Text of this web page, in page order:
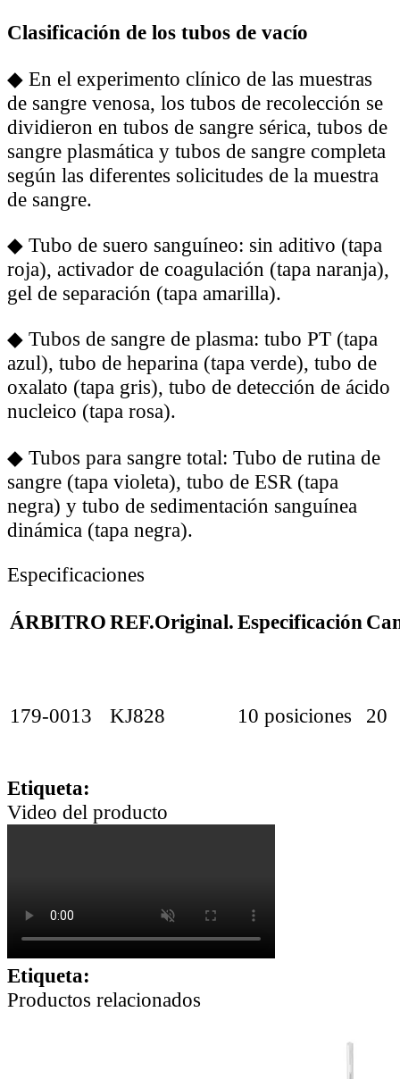
Clasificación de los tubos de vacío
◆ En el experimento clínico de las muestras
de sangre venosa, los tubos de recolección se
dividieron en tubos de sangre sérica, tubos de
sangre plasmática y tubos de sangre completa
según las diferentes solicitudes de la muestra
de sangre.
◆ Tubo de suero sanguíneo: sin aditivo (tapa
roja), activador de coagulación (tapa naranja),
gel de separación (tapa amarilla).
◆ Tubos de sangre de plasma: tubo PT (tapa
azul), tubo de heparina (tapa verde), tubo de
oxalato (tapa gris), tubo de detección de ácido
nucleico (tapa rosa).
◆ Tubos para sangre total: Tubo de rutina de
sangre (tapa violeta), tubo de ESR (tapa
negra) y tubo de sedimentación sanguínea
dinámica (tapa negra).
Especificaciones
ÁRBITROREF.Original.Especificación
179-0013 KJ828 10 posiciones 20
Etiqueta:
Video del producto
Etiqueta:
Productos relacionados